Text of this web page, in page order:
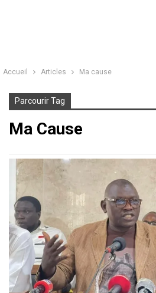
Accueil Articles Ma cause
Parcourir Tag
Ma Cause